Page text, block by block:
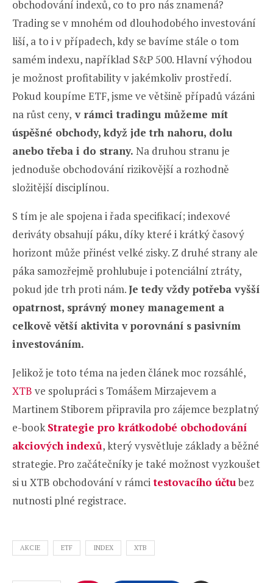
obchodování indexů, co to pro nás znamená?
Trading se v mnohém od dlouhodobého investování
liší, a to i v případech, kdy se bavíme stále o tom
samém indexu, například S&P 500. Hlavní výhodou
je možnost profitability v jakémkoliv prostředí.
Pokud koupíme ETF, jsme ve většině případů vázáni
na růst ceny, v rámci tradingu můžeme mít
úspěšné obchody, když jde trh nahoru, dolu
anebo třeba i do strany. Na druhou stranu je
jednoduše obchodování rizikovější a rozhodně
složitější disciplínou.
S tím je ale spojena i řada specifikací; indexové
deriváty obsahují páku, díky které i krátký časový
horizont může přinést velké zisky. Z druhé strany ale
páka samozřejmě prohlubuje i potenciální ztráty,
pokud jde trh proti nám.Je tedy vždy potřeba vyšší
opatrnost, správný money management a
celkově větší aktivita v porovnání s pasivním
investováním.
Jelikož je toto téma na jeden článek moc rozsáhlé,
XTB ve spolupráci s Tomášem Mirzajevem a
Martinem Stiborem připravila pro zájemce bezplatný
e-bookStrategie pro krátkodobé obchodování
akciových indexů, který vysvětluje základy a běžné
strategie. Pro začátečníky je také možnost vyzkoušet
si u XTB obchodování v rámci testovacího účtubez
nutnosti plné registrace.
AKCIE ETF INDEX XTB